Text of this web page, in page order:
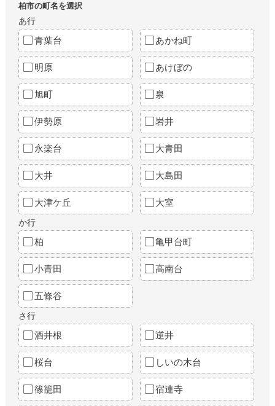
柏市の町名を選択
あ行
青葉台 あかね町
明原 あけぼの
旭町 泉
伊勢原 岩井
永楽台 大青田
大井 大島田
大津ケ丘 大室
か行
柏 亀甲台町
小青田 高南台
五條谷
さ行
酒井根 逆井
桜台 しいの木台
篠籠田 宿連寺